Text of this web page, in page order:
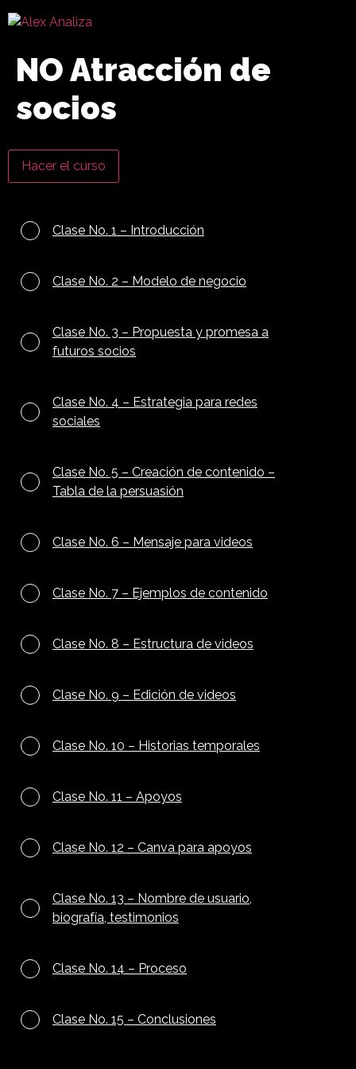
NO Atracción de
socios
Hacer el curso
Clase No. 1 – Introducción
Clase No. 2 – Modelo de negocio
Clase No. 3 – Propuesta y promesa a
futuros socios
Clase No. 4 – Estrategia para redes
sociales
Clase No. 5 – Creación de contenido –
Tabla de la persuasión
Clase No. 6 – Mensaje para videos
Clase No. 7 – Ejemplos de contenido
Clase No. 8 – Estructura de videos
Clase No. 9 – Edición de videos
Clase No. 10 – Historias temporales
Clase No. 11 – Apoyos
Clase No. 12 – Canva para apoyos
Clase No. 13 – Nombre de usuario,
biografía, testimonios
Clase No. 14 – Proceso
Clase No. 15 – Conclusiones